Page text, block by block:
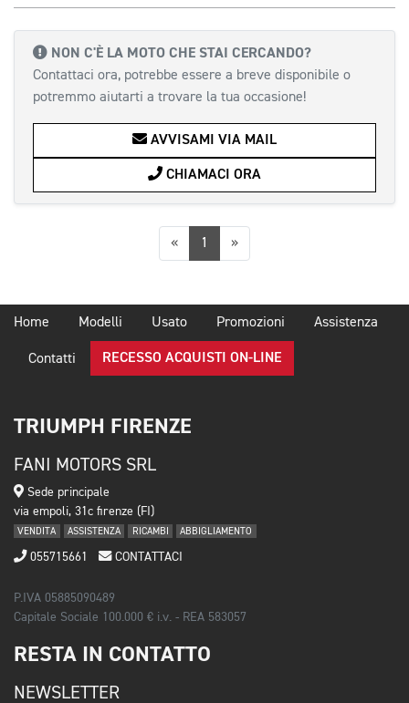
NON C'È LA MOTO CHE STAI CERCANDO?
Contattaci ora, potrebbe essere a breve disponibile o
potremmo aiutarti a trovare la tua occasione!
AVVISAMI VIA MAIL
CHIAMACI ORA
«Precedente
1 »Successiva
Home Modelli Usato Promozioni Assistenza
Contatti RECESSO ACQUISTI ON-LINE
TRIUMPH FIRENZE
FANI MOTORS SRL
Sede principale
via empoli, 31c firenze (FI)
VENDITA ASSISTENZA RICAMBI ABBIGLIAMENTO
055715661 CONTATTACI
P.IVA 05885090489
Capitale Sociale 100.000 € i.v. - REA 583057
RESTA IN CONTATTO
NEWSLETTER